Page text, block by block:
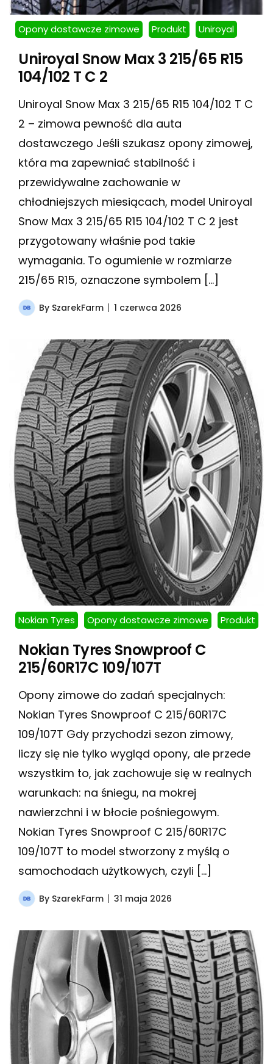
Opony dostawcze zimowe Produkt Uniroyal
Uniroyal Snow Max 3 215/65 R15
104/102 T C 2
Uniroyal Snow Max 3 215/65 R15 104/102 T C
2 – zimowa pewność dla auta
dostawczego Jeśli szukasz opony zimowej,
która ma zapewniać stabilność i
przewidywalne zachowanie w
chłodniejszych miesiącach, model Uniroyal
Snow Max 3 215/65 R15 104/102 T C 2 jest
przygotowany właśnie pod takie
wymagania. To ogumienie w rozmiarze
215/65 R15, oznaczone symbolem […]
By SzarekFarm 1 czerwca 2026
Nokian Tyres Opony dostawcze zimowe Produkt
Nokian Tyres Snowproof C
215/60R17C 109/107T
Opony zimowe do zadań specjalnych:
Nokian Tyres Snowproof C 215/60R17C
109/107T Gdy przychodzi sezon zimowy,
liczy się nie tylko wygląd opony, ale przede
wszystkim to, jak zachowuje się w realnych
warunkach: na śniegu, na mokrej
nawierzchni i w błocie pośniegowym.
Nokian Tyres Snowproof C 215/60R17C
109/107T to model stworzony z myślą o
samochodach użytkowych, czyli […]
By SzarekFarm 31 maja 2026